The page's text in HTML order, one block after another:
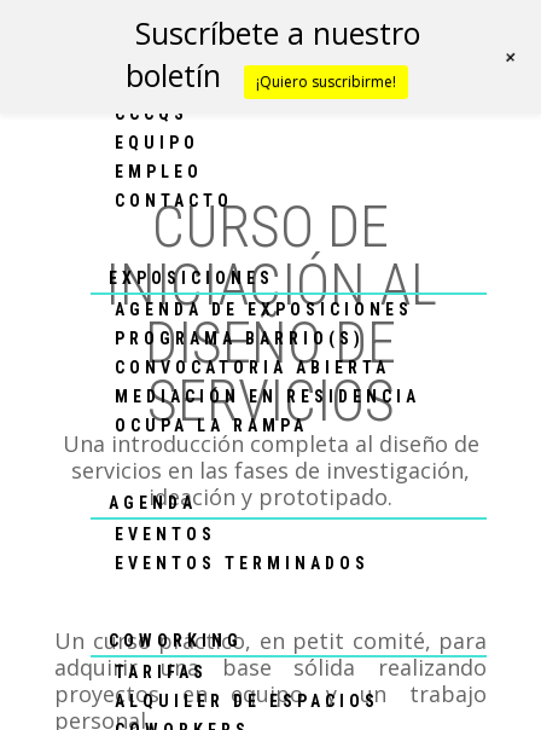
CCCQS
CCCQS
EQUIPO
EMPLEO
CONTACTO
EXPOSICIONES
AGENDA DE EXPOSICIONES
PROGRAMA BARRIO(S)
CONVOCATORIA ABIERTA
MEDIACIÓN EN RESIDENCIA
OCUPA LA RAMPA
AGENDA
EVENTOS
EVENTOS TERMINADOS
COWORKING
TARIFAS
ALQUILER DE ESPACIOS
CURSO DE
INICIACIÓN AL
DISEÑO DE
SERVICIOS
Una introducción completa al diseño de
servicios en las fases de investigación,
ideación y prototipado.
Un curso práctico, en petit comité, para
adquirir una base sólida realizando
proyectos en equipo y un trabajo
personal.
Suscríbete a nuestro
boletín
¡Quiero suscribirme!
+